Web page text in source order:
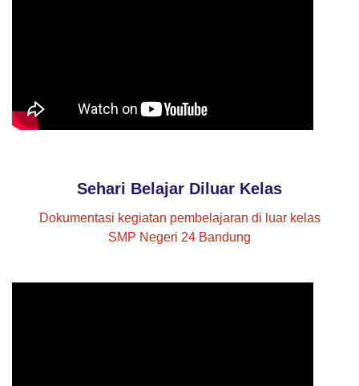
Sehari Belajar Diluar Kelas
Dokumentasi kegiatan pembelajaran di luar kelas
SMP Negeri 24 Bandung